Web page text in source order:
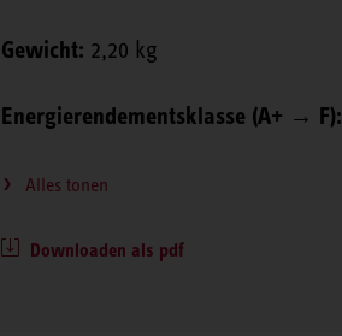
Gewicht: 2,20 kg
Energierendementsklasse (A+ → F):
Alles tonen
Downloaden als pdf